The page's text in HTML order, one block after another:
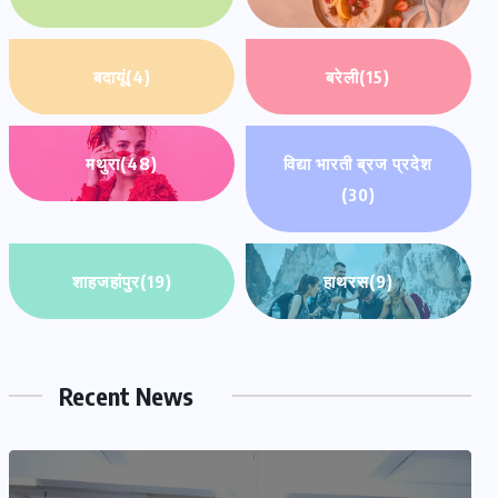
बदायूं(4) बरेली(15)
मथुरा(48)
विद्या भारती ब्रज प्रदेश
(30)
शाहजहांपुर(19) हाथरस(9)
Recent News